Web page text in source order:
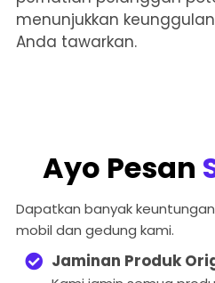
menunjukkan
Anda tawarkan.
Ayo Pesan
Dapatkan banyak
mobil dan gedung kami.
Jaminan Produk